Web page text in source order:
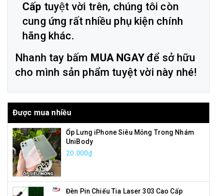
Cấp tuyệt vời trên, chúng tôi còn
cung ứng rất nhiều phụ kiện chính
hãng khác.
Nhanh tay bấm MUA NGAYđể sở hữu
cho mình sản phẩm tuyệt vời này nhé!
Được mua nhiều
Ốp Lưng iPhone Siêu Mỏng Trong Nhám
UniBody
20.000₫
Đèn Pin Chiếu Tia Laser 303 Cao Cấp